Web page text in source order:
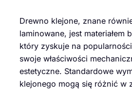
Drewno klejone, znane
laminowane, jest materiałem
który zyskuje na
swoje właściwości
estetyczne. Standardowe
klejonego mogą się różnić w